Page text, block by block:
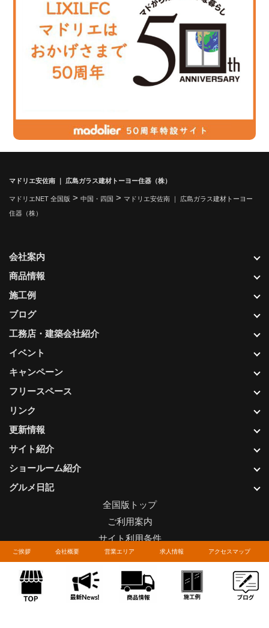
ご挨拶 会社概要 営業エリア 求人情報 アクセスマップ
マドリエ安佐南 ｜ 広島ガラス建材トーヨー住器（株）
マドリエNET 全国版 > 中国・四国 > マドリエ安佐南 ｜ 広島ガラス建材トーヨー
住器（株）
更新情報
サイト紹介
ショールーム紹介
グルメ日記
会社案内
商品情報
施工例
ブログ
工務店・建築会社紹介
イベント
キャンペーン
フリースペース
リンク
全国版トップ
ご利用案内
サイト利用条件
プライバシーポリシー
関連リンク
お問い合わせについて